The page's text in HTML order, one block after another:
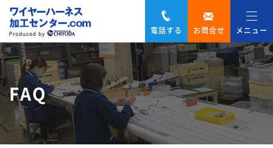
電話する お問合せ メニュー
FAQ